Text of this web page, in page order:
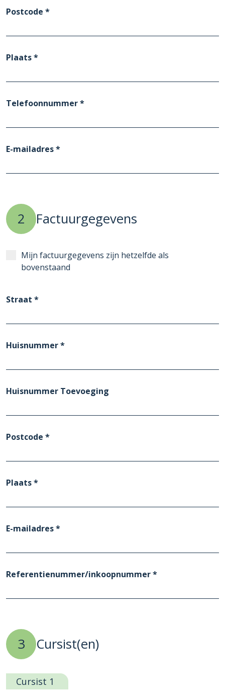
Postcode *
Plaats *
Telefoonnummer *
E-mailadres *
2 Factuurgegevens
Mijn factuurgegevens zijn hetzelfde als
bovenstaand
Straat *
Huisnummer *
Huisnummer Toevoeging
Postcode *
Plaats *
E-mailadres *
Referentienummer/inkoopnummer *
3 Cursist(en)
Cursist 1